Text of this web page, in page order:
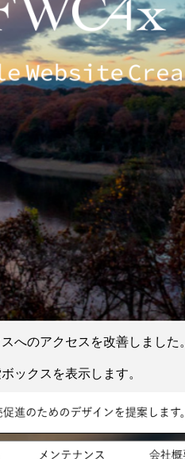
へのアクセスを改善しました。
ックスを表示します。